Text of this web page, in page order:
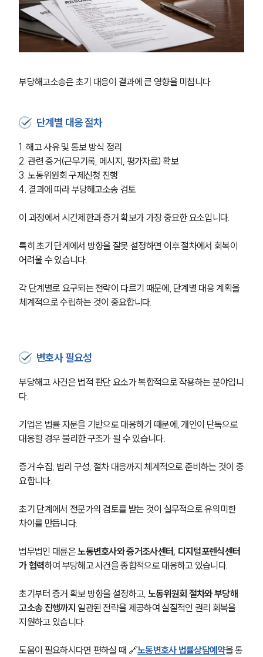
업무분야
노동산재그룹 업무
노동산재전문변호사
소식/자료
언론보도
법률 블로그
법률서식
세미나
대륜법률상담예약
대륜법률상담예약
부당해고소송은 초기 대응이 결과에 큰 영향을 미칩니다.
단계별 대응 절차
1. 해고 사유 및 통보 방식 정리
2. 관련 증거(근무기록, 메시지, 평가자료) 확보
3. 노동위원회 구제신청 진행
4. 결과에 따라 부당해고소송 검토
이 과정에서 시간제한과 증거 확보가 가장 중요한 요소입니다.
특히 초기 단계에서 방향을 잘못 설정하면 이후 절차에서 회복이
어려울 수 있습니다.
각 단계별로 요구되는 전략이 다르기 때문에, 단계별 대응 계획을
체계적으로 수립하는 것이 중요합니다.
변호사 필요성
부당해고 사건은 법적 판단 요소가 복합적으로 작용하는 분야입니
다.
기업은 법률 자문을 기반으로 대응하기 때문에, 개인이 단독으로
대응할 경우 불리한 구조가 될 수 있습니다.
증거 수집, 법리 구성, 절차 대응까지 체계적으로 준비하는 것이 중
요합니다.
초기 단계에서 전문가의 검토를 받는 것이 실무적으로 유의미한
차이를 만듭니다.
법무법인 대륜은 노동변호사와 증거조사센터, 디지털포렌식센터
가 협력하여 부당해고 사건을 종합적으로 대응하고 있습니다.
초기부터 증거 확보 방향을 설정하고, 노동위원회 절차와 부당해
고소송 진행까지 일관된 전략을 제공하여 실질적인 권리 회복을
지원하고 있습니다.
도움이 필요하시다면 편하실 때 🔗노동변호사 법률상담예약을 통